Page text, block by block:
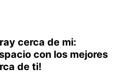
cerca de mi:
con los mejores
de ti!